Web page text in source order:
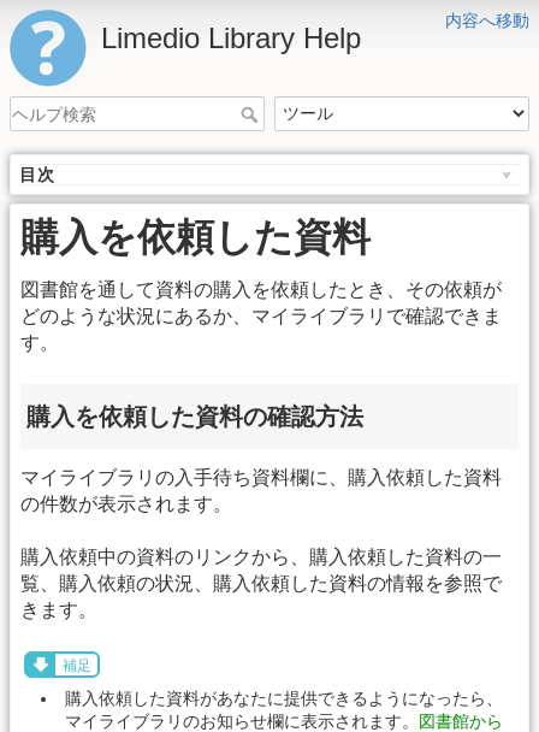
内容へ移動
Limedio Library Help
目次
購入を依頼した資料
図書館を通して資料の購入を依頼したとき、その依頼が
どのような状況にあるか、マイライブラリで確認できま
す。
購入を依頼した資料の確認方法
マイライブラリの入手待ち資料欄に、購入依頼した資料
の件数が表示されます。
購入依頼中の資料のリンクから、購入依頼した資料の一
覧、購入依頼の状況、購入依頼した資料の情報を参照で
きます。
補足
購入依頼した資料があなたに提供できるようになったら、
マイライブラリのお知らせ欄に表示されます。 図書館から